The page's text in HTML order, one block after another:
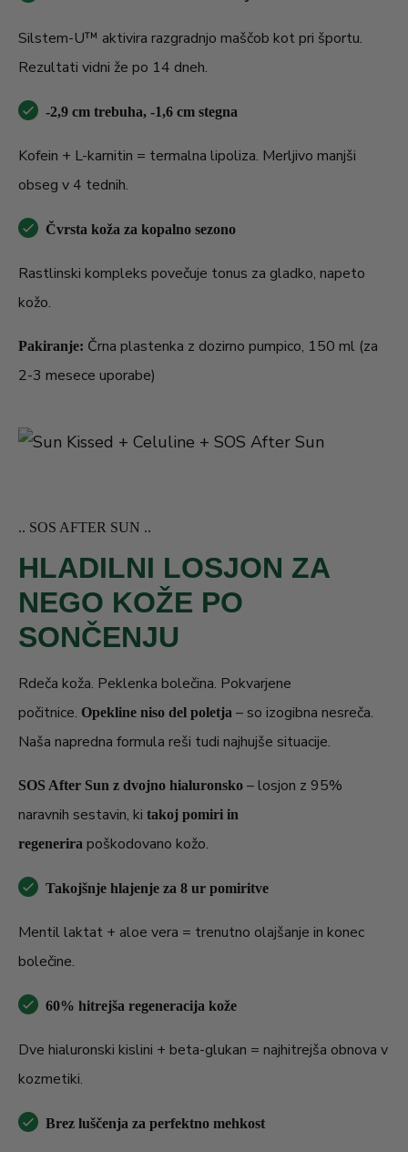
Silstem-U™ aktivira razgradnjo maščob kot pri športu.
Rezultati vidni že po 14 dneh.
-2,9 cm trebuha, -1,6 cm stegna
Kofein + L-karnitin = termalna lipoliza. Merljivo manjši
obseg v 4 tednih.
Čvrsta koža za kopalno sezono
Rastlinski kompleks povečuje tonus za gladko, napeto
kožo.
Pakiranje: Črna plastenka z dozirno pumpico, 150 ml (za
2-3 mesece uporabe)
.. SOS AFTER SUN ..
HLADILNI LOSJON ZA
NEGO KOŽE PO
SONČENJU
Rdeča koža. Peklenka bolečina. Pokvarjene
počitnice. Opekline niso del poletja – so izogibna nesreča.
Naša napredna formula reši tudi najhujše situacije.
SOS After Sun z dvojno hialuronsko – losjon z 95%
naravnih sestavin, ki takoj pomiri in
regenerira poškodovano kožo.
Takojšnje hlajenje za 8 ur pomiritve
Mentil laktat + aloe vera = trenutno olajšanje in konec
bolečine.
60% hitrejša regeneracija kože
Dve hialuronski kislini + beta-glukan = najhitrejša obnova v
kozmetiki.
Brez luščenja za perfektno mehkost